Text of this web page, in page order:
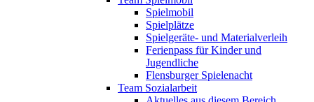
Spielmobil
Spielplätze
Spielgeräte- und Materialverleih
Ferienpass für Kinder und
Jugendliche
Flensburger Spielenacht
Team Sozialarbeit